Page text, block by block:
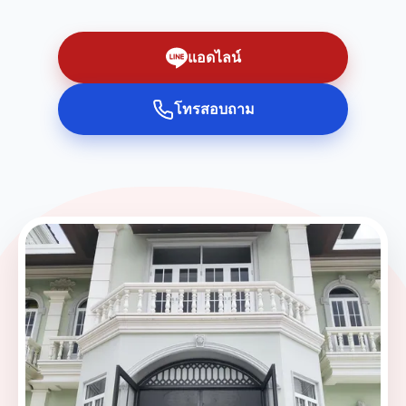
แอดไลน์
โทรสอบถาม